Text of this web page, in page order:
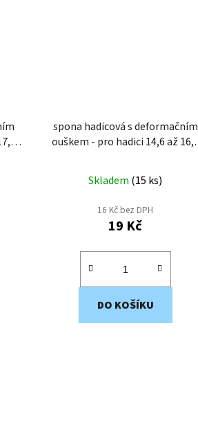
spona hadicová s deformačním
ouškem - pro hadici 14,6 až 16,8
Skladem (15 ks)
16 Kč bez DPH
19 Kč
DO KOŠÍKU